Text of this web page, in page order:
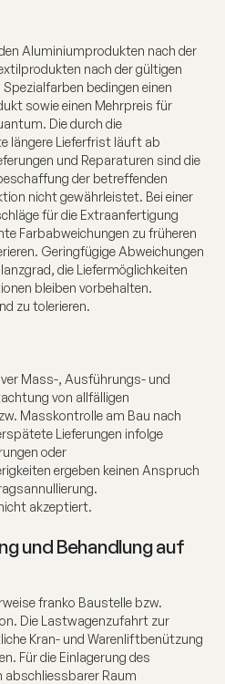
Aluminiumprodukten nach der
nach der gültigen
bedingen einen
sowie einen Mehrpreis für
Die durch die
längere Lieferfrist läuft ab
und Reparaturen sind die
der betreffenden
nicht gewährleistet. Bei einer
für die Extraanfertigung
Farbabweichungen zu früheren
Geringfügige Abweichungen
die Liefermöglichkeiten
bleiben vorbehalten.
zu tolerieren.
Mass-, Ausführungs- und
von allfälligen
Masskontrolle am Bau nach
Lieferungen infolge
oder
ergeben keinen Anspruch
akzeptiert.
und Behandlung auf
franko Baustelle bzw.
Die Lastwagenzufahrt zur
Kran- und Warenliftbenützung
Für die Einlagerung des
abschliessbarer Raum